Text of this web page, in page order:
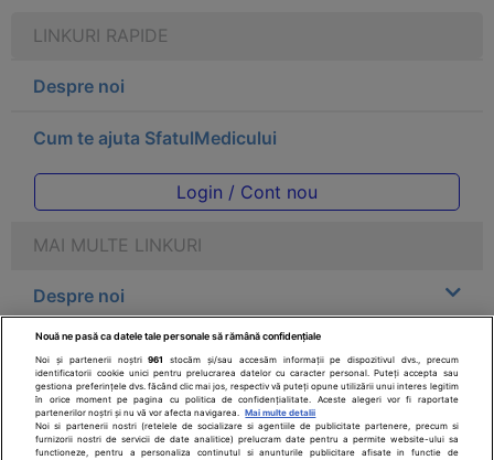
LINKURI RAPIDE
Despre noi
Cum te ajuta SfatulMedicului
Login / Cont nou
MAI MULTE LINKURI
Despre noi
Legal
Drepturile consumatorului
Parteneri
Nouă ne pasă ca datele tale personale să rămână confidențiale
Noi și partenerii noștri961
stocăm și/sau accesăm informații pe dispozitivul dvs., precum
identificatorii cookie unici pentru prelucrarea datelor cu caracter personal. Puteți accepta sau
gestiona preferințele dvs. făcând clic mai jos, respectiv vă puteți opune utilizării unui interes legitim
în orice moment pe pagina cu politica de confidențialitate. Aceste alegeri vor fi raportate
partenerilor noștri și nu vă vor afecta navigarea.
Mai multe detalii
Noi si partenerii nostri (retelele de socializare si agentiile de publicitate partenere, precum si
furnizorii nostri de servicii de date analitice) prelucram date pentru a permite website-ului sa
functioneze, pentru a personaliza continutul si anunturile publicitare afisate in functie de